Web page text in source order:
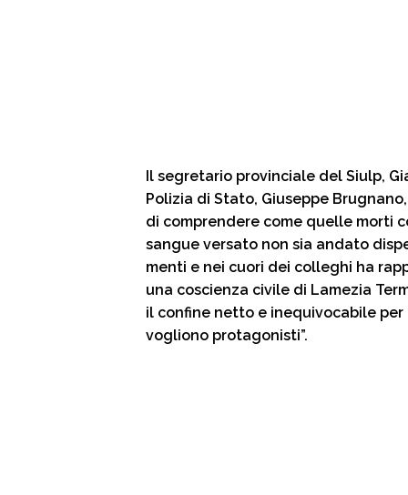
Il segretario provinciale del Siulp,
Polizia di Stato, Giuseppe
di comprendere come quelle morti
sangue versato non sia andato
menti e nei cuori dei colleghi ha
una coscienza civile di Lamezia
il confine netto e inequivocabile
vogliono protagonisti”.​